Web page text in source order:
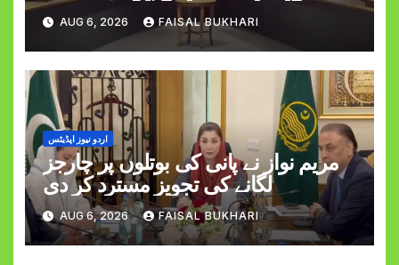
AUG 6, 2026 FAISAL BUKHARI
اردو نیوز اپڈیٹس
مریم نواز نے پانی کی بوتلوں پر چارجز
لگانے کی تجویز مسترد کر دی
AUG 6, 2026 FAISAL BUKHARI